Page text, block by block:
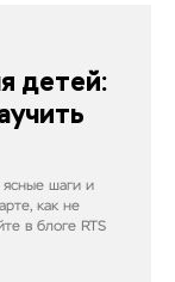
детей:
шаги и
как не
в блоге RTS